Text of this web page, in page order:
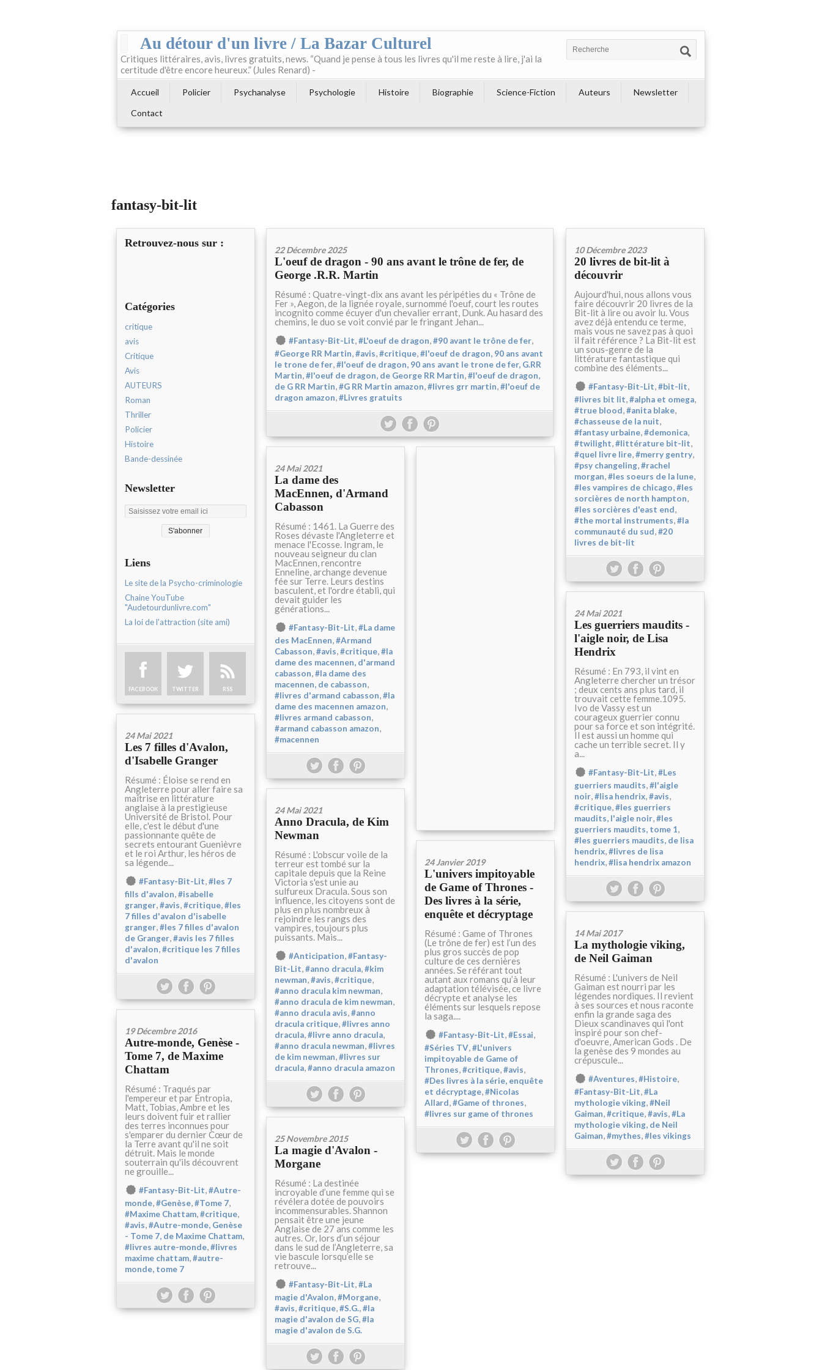
Au détour d'un livre / La Bazar Culturel
Critiques littéraires, avis, livres gratuits, news. “Quand je pense à tous les livres qu'il me reste à lire, j'ai la
certitude d'être encore heureux.” (Jules Renard) -
Accueil Policier Psychanalyse Psychologie Histoire Biographie Science-Fiction Auteurs
Newsletter
Contact
fantasy-bit-lit
Retrouvez-nous sur :
Catégories
critique
avis
Critique
Avis
AUTEURS
Roman
Thriller
Policier
Histoire
Bande-dessinée
Newsletter
Liens
Le site de la Psycho-criminologie
Chaine YouTube
"Audetourdunlivre.com"
La loi de l'attraction (site ami)
FACEBOOK TWITTER RSS
22 Décembre 2025
L'oeuf de dragon - 90 ans avant le trône de fer, de
George .R.R. Martin
Résumé : Quatre-vingt-dix ans avant les péripéties du « Trône de
Fer », Aegon, de la lignée royale, surnommé l'oeuf, court les routes
incognito comme écuyer d'un chevalier errant, Dunk. Au hasard des
chemins, le duo se voit convié par le fringant Jehan...
#Fantasy-Bit-Lit,#L'oeuf de dragon,#90 avant le trône de fer,
#George RR Martin,#avis,#critique,#l'oeuf de dragon, 90 ans avant
le trone de fer,#l'oeuf de dragon, 90 ans avant le trone de fer, G.RR
Martin,#l'oeuf de dragon, de George RR Martin,#l'oeuf de dragon,
de G RR Martin,#G RR Martin amazon,#livres grr martin,#l'oeuf de
dragon amazon,#Livres gratuits
10 Décembre 2023
20 livres de bit-lit à
découvrir
Aujourd'hui, nous allons vous
faire découvrir 20 livres de la
Bit-lit à lire ou avoir lu. Vous
avez déjà entendu ce terme,
mais vous ne savez pas à quoi
il fait référence ? La Bit-lit est
un sous-genre de la
littérature fantastique qui
combine des éléments...
#Fantasy-Bit-Lit,#bit-lit,
#livres bit lit,#alpha et omega,
#true blood,#anita blake,
#chasseuse de la nuit,
#fantasy urbaine,#demonica,
#twilight,#littérature bit-lit,
#quel livre lire,#merry gentry,
#psy changeling,#rachel
morgan,#les soeurs de la lune,
#les vampires de chicago,#les
sorcières de north hampton,
#les sorcières d'east end,
#the mortal instruments,#la
communauté du sud,#20
livres de bit-lit
24 Mai 2021
La dame des
MacEnnen, d'Armand
Cabasson
Résumé : 1461. La Guerre des
Roses dévaste l'Angleterre et
menace l'Ecosse. Ingram, le
nouveau seigneur du clan
MacEnnen, rencontre
Enneline, archange devenue
fée sur Terre. Leurs destins
basculent, et l'ordre établi, qui
devait guider les
générations...
#Fantasy-Bit-Lit,#La dame
des MacEnnen,#Armand
Cabasson,#avis,#critique,#la
dame des macennen, d'armand
cabasson,#la dame des
macennen, de cabasson,
#livres d'armand cabasson,#la
dame des macennen amazon,
#livres armand cabasson,
#armand cabasson amazon,
#macennen
24 Mai 2021
Les guerriers maudits -
l'aigle noir, de Lisa
Hendrix
Résumé : En 793, il vint en
Angleterre chercher un trésor
; deux cents ans plus tard, il
trouvait cette femme.1095.
Ivo de Vassy est un
courageux guerrier connu
pour sa force et son intégrité.
Il est aussi un homme qui
cache un terrible secret. Il y
a...
#Fantasy-Bit-Lit,#Les
guerriers maudits,#l'aigle
noir,#lisa hendrix,#avis,
#critique,#les guerriers
maudits, l'aigle noir,#les
guerriers maudits, tome 1,
#les guerriers maudits, de lisa
hendrix,#livres de lisa
hendrix,#lisa hendrix amazon
24 Mai 2021
Les 7 filles d'Avalon,
d'Isabelle Granger
Résumé : Éloise se rend en
Angleterre pour aller faire sa
maîtrise en littérature
anglaise à la prestigieuse
Université de Bristol. Pour
elle, c'est le début d'une
passionnante quête de
secrets entourant Guenièvre
et le roi Arthur, les héros de
sa légende...
#Fantasy-Bit-Lit,#les 7
fills d'avalon,#isabelle
granger,#avis,#critique,#les
7 filles d'avalon d'isabelle
granger,#les 7 filles d'avalon
de Granger,#avis les 7 filles
d'avalon,#critique les 7 filles
d'avalon
24 Mai 2021
Anno Dracula, de Kim
Newman
Résumé : L'obscur voile de la
terreur est tombé sur la
capitale depuis que la Reine
Victoria s'est unie au
sulfureux Dracula. Sous son
influence, les citoyens sont de
plus en plus nombreux à
rejoindre les rangs des
vampires, toujours plus
puissants. Mais...
#Anticipation,#Fantasy-
Bit-Lit,#anno dracula,#kim
newman,#avis,#critique,
#anno dracula kim newman,
#anno dracula de kim newman,
#anno dracula avis,#anno
dracula critique,#livres anno
dracula,#livre anno dracula,
#anno dracula newman,#livres
de kim newman,#livres sur
dracula,#anno dracula amazon
24 Janvier 2019
L'univers impitoyable
de Game of Thrones -
Des livres à la série,
enquête et décryptage
Résumé : Game of Thrones
(Le trône de fer) est l’un des
plus gros succès de pop
culture de ces dernières
années. Se référant tout
autant aux romans qu’à leur
adaptation télévisée, ce livre
décrypte et analyse les
éléments sur lesquels repose
la saga....
#Fantasy-Bit-Lit,#Essai,
#Séries TV,#L'univers
impitoyable de Game of
Thrones,#critique,#avis,
#Des livres à la série, enquête
et décryptage,#Nicolas
Allard,#Game of thrones,
#livres sur game of thrones
14 Mai 2017
La mythologie viking,
de Neil Gaiman
Résumé : L'univers de Neil
Gaiman est nourri par les
légendes nordiques. Il revient
à ses sources et nous raconte
enfin la grande saga des
Dieux scandinaves qui l'ont
inspiré pour son chef-
d'oeuvre, American Gods . De
la genèse des 9 mondes au
crépuscule...
#Aventures,#Histoire,
#Fantasy-Bit-Lit,#La
mythologie viking,#Neil
Gaiman,#critique,#avis,#La
mythologie viking, de Neil
Gaiman,#mythes,#les vikings
19 Décembre 2016
Autre-monde, Genèse -
Tome 7, de Maxime
Chattam
Résumé : Traqués par
l'empereur et par Entropia,
Matt, Tobias, Ambre et les
leurs doivent fuir et rallier
des terres inconnues pour
s'emparer du dernier Cœur de
la Terre avant qu'il ne soit
détruit. Mais le monde
souterrain qu'ils découvrent
ne grouille...
#Fantasy-Bit-Lit,#Autre-
monde,#Genèse,#Tome 7,
#Maxime Chattam,#critique,
#avis,#Autre-monde, Genèse
- Tome 7, de Maxime Chattam,
#livres autre-monde,#livres
maxime chattam,#autre-
monde, tome 7
25 Novembre 2015
La magie d'Avalon -
Morgane
Résumé : La destinée
incroyable d’une femme qui se
révélera dotée de pouvoirs
incommensurables. Shannon
pensait être une jeune
Anglaise de 27 ans comme les
autres. Or, lors d’un séjour
dans le sud de l’Angleterre, sa
vie bascule lorsqu’elle se
retrouve...
#Fantasy-Bit-Lit,#La
magie d'Avalon,#Morgane,
#avis,#critique,#S.G.,#la
magie d'avalon de SG,#la
magie d'avalon de S.G.